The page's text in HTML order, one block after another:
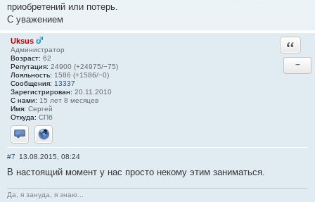
приобретений или потерь.
С уважением
Uksus
Администратор
Возраст: 62
Репутация: 24900 (+24975/−75)
Лояльность: 1586 (+1586/−0)
Сообщения: 13337
Зарегистрирован: 20.11.2010
С нами: 15 лет 8 месяцев
Имя: Сергей
Откуда: СПб
Отправить личное сообщение
Сайт
−
#7 13.08.2015, 08:24
В настоящий момент у нас просто некому этим заниматься.
Да, я зануда, я знаю...